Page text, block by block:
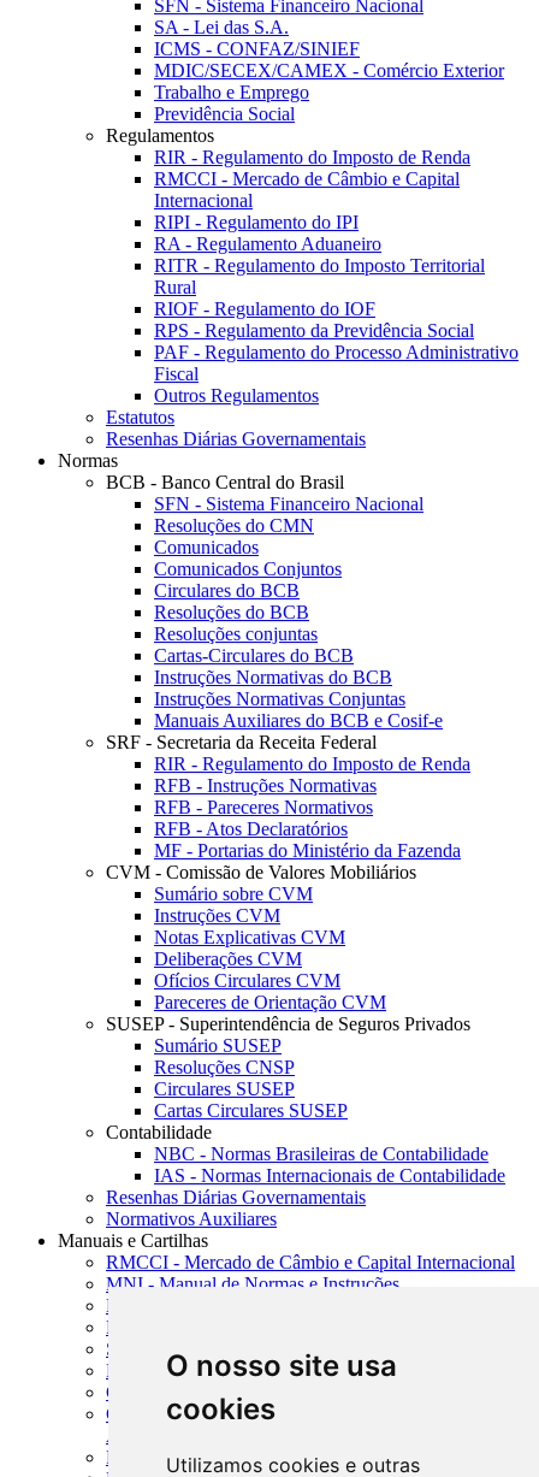
O nosso site usa
cookies
Utilizamos cookies e outras
SFN - Sistema Financeiro Nacional
SA - Lei das S.A.
ICMS - CONFAZ/SINIEF
MDIC/SECEX/CAMEX - Comércio Exterior
Trabalho e Emprego
Previdência Social
Regulamentos
RIR - Regulamento do Imposto de Renda
RMCCI - Mercado de Câmbio e Capital
Internacional
RIPI - Regulamento do IPI
RA - Regulamento Aduaneiro
RITR - Regulamento do Imposto Territorial
Rural
RIOF - Regulamento do IOF
RPS - Regulamento da Previdência Social
PAF - Regulamento do Processo Administrativo
Fiscal
Outros Regulamentos
Estatutos
Resenhas Diárias Governamentais
Normas
BCB - Banco Central do Brasil
SFN - Sistema Financeiro Nacional
Resoluções do CMN
Comunicados
Comunicados Conjuntos
Circulares do BCB
Resoluções do BCB
Resoluções conjuntas
Cartas-Circulares do BCB
Instruções Normativas do BCB
Instruções Normativas Conjuntas
Manuais Auxiliares do BCB e Cosif-e
SRF - Secretaria da Receita Federal
RIR - Regulamento do Imposto de Renda
RFB - Instruções Normativas
RFB - Pareceres Normativos
RFB - Atos Declaratórios
MF - Portarias do Ministério da Fazenda
CVM - Comissão de Valores Mobiliários
Sumário sobre CVM
Instruções CVM
Notas Explicativas CVM
Deliberações CVM
Ofícios Circulares CVM
Pareceres de Orientação CVM
SUSEP - Superintendência de Seguros Privados
Sumário SUSEP
Resoluções CNSP
Circulares SUSEP
Cartas Circulares SUSEP
Contabilidade
NBC - Normas Brasileiras de Contabilidade
IAS - Normas Internacionais de Contabilidade
Resenhas Diárias Governamentais
Normativos Auxiliares
Manuais e Cartilhas
RMCCI - Mercado de Câmbio e Capital Internacional
MNI - Manual de Normas e Instruções
MTVM - Manual de Títulos e Valores Mobiliários
MCR - Manual de Crédito Rural
SISORF - Manual de Organização do SFN
MASUP - Manual de Supervisão Bancária
CADOC - Catálogo de Documentos
CNAE-CONCLA - Classificação Nacional de
Atividades Econômicas
PMF - Cartilhas do BCB